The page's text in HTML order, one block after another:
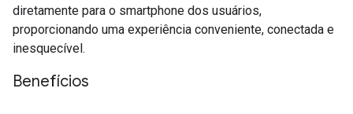
diretamente para o smartphone dos usuários,
proporcionando uma experiência conveniente, conectada e
inesquecível.
Benefícios